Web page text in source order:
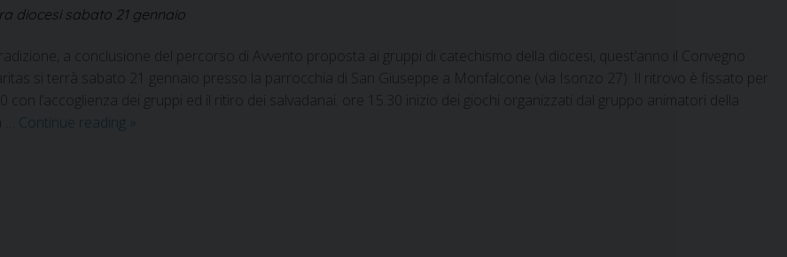
diocesi sabato 21 gennaio
a conclusione del percorso di Avvento proposta ai gruppi di catechismo della diocesi, quest’anno il Convegno
si terrà sabato 21 gennaio presso la parrocchia di San Giuseppe a Monfalcone (via Isonzo 27). Il ritrovo è fissato per
con l’accoglienza dei gruppi ed il ritiro dei salvadanai. ore 15.30 inizio dei giochi organizzati dal gruppo animatori della
Continue reading »